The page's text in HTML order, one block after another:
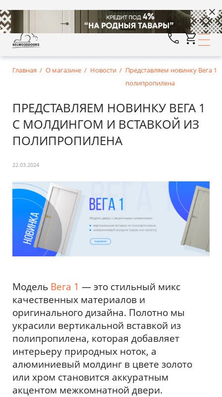
Главная О магазине Новости
Представляем новинку Вега 1
полипропилена
ПРЕДСТАВЛЯЕМ НОВИНКУ ВЕГА 1
С МОЛДИНГОМ И ВСТАВКОЙ ИЗ
ПОЛИПРОПИЛЕНА
22.03.2024
Модель Вега 1 — это стильный микс
качественных материалов и
оригинального дизайна. Полотно мы
украсили вертикальной вставкой из
полипропилена, которая добавляет
интерьеру природных ноток, а
алюминиевый молдинг в цвете золото
или хром становится аккуратным
акцентом межкомнатной двери.